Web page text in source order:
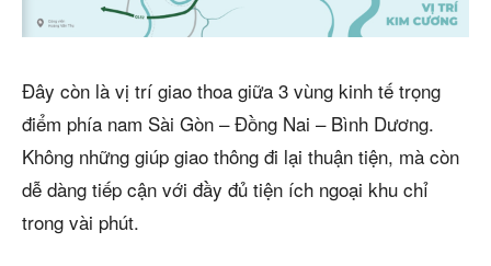
Đây còn là vị trí giao thoa giữa 3 vùng kinh tế trọng
điểm phía nam Sài Gòn – Đồng Nai – Bình Dương.
Không những giúp giao thông đi lại thuận tiện, mà còn
dễ dàng tiếp cận với đầy đủ tiện ích ngoại khu chỉ
trong vài phút.